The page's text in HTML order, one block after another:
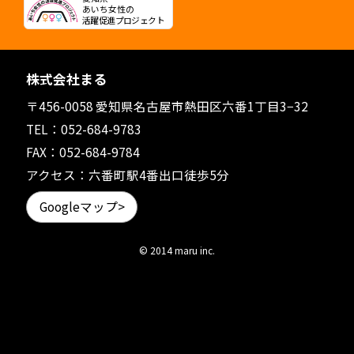
あいち女性の
活躍促進プロジェクト
株式会社まる
〒456-0058 愛知県名古屋市熱田区六番1丁目3−32
TEL：052-684-9783
FAX：052-684-9784
アクセス：六番町駅4番出口徒歩5分
Googleマップ>
© 2014 maru inc.